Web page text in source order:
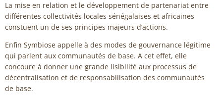
La mise en relation et le développement de partenariat entre
différentes collectivités locales sénégalaises et africaines
constuent un de ses principes majeurs d’actions.
Enfin Symbiose appelle à des modes de gouvernance légitime
qui parlent aux communautés de base. A cet effet, elle
concoure à donner une grande lisibilité aux processus de
décentralisation et de responsabilisation des communautés
de base.